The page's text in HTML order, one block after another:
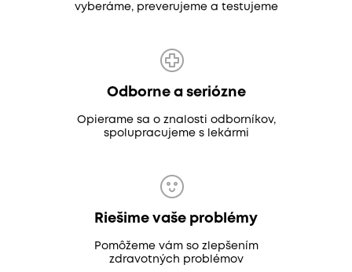
vyberáme, preverujeme a testujeme
Odborne a seriózne
Opierame sa o znalosti odborníkov,
spolupracujeme s lekármi
Riešime vaše problémy
Pomôžeme vám so zlepšením
zdravotných problémov